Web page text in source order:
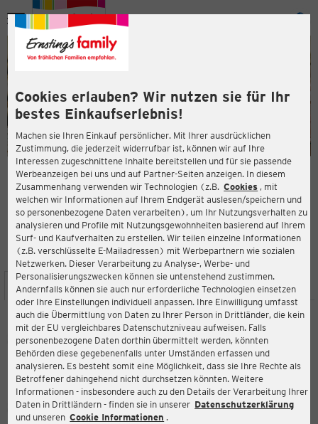
Cookies erlauben? Wir nutzen sie für Ihr
bestes Einkaufserlebnis!
Machen sie Ihren Einkauf persönlicher. Mit Ihrer ausdrücklichen
Zustimmung, die jederzeit widerrufbar ist, können wir auf Ihre
Interessen zugeschnittene Inhalte bereitstellen und für sie passende
Werbeanzeigen bei uns und auf Partner-Seiten anzeigen. In diesem
Zusammenhang verwenden wir Technologien (z.B. Cookies , mit
welchen wir Informationen auf Ihrem Endgerät auslesen/speichern und
so personenbezogene Daten verarbeiten), um Ihr Nutzungsverhalten zu
analysieren und Profile mit Nutzungsgewohnheiten basierend auf Ihrem
Surf- und Kaufverhalten zu erstellen. Wir teilen einzelne Informationen
(z.B. verschlüsselte E-Mailadressen) mit Werbepartnern wie sozialen
Netzwerken. Dieser Verarbeitung zu Analyse-, Werbe- und
Personalisierungszwecken können sie untenstehend zustimmen.
Andernfalls können sie auch nur erforderliche Technologien einsetzen
oder Ihre Einstellungen individuell anpassen. Ihre Einwilligung umfasst
auch die Übermittlung von Daten zu Ihrer Person in Drittländer, die kein
mit der EU vergleichbares Datenschutzniveau aufweisen. Falls
personenbezogene Daten dorthin übermittelt werden, könnten
Behörden diese gegebenenfalls unter Umständen erfassen und
analysieren. Es besteht somit eine Möglichkeit, dass sie Ihre Rechte als
Betroffener dahingehend nicht durchsetzen könnten. Weitere
Informationen - insbesondere auch zu den Details der Verarbeitung Ihrer
Daten in Drittländern - finden sie in unserer Datenschutzerklärung
und unseren Cookie Informationen .
Menü
ERNSTING'S FAMILY FILIALE
Höferlesbach 9
73525 Schwäbisch Gmünd
3,3
Bewertung:
STANDORT SERVICES SORTIMENT AKTIONEN
Ernsting's family
Höferlesbach 9, 73525 Schwäbisch Gmünd
Aktuell:
Geschlossen